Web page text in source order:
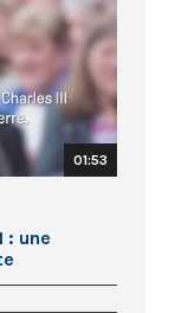
01:53
: une